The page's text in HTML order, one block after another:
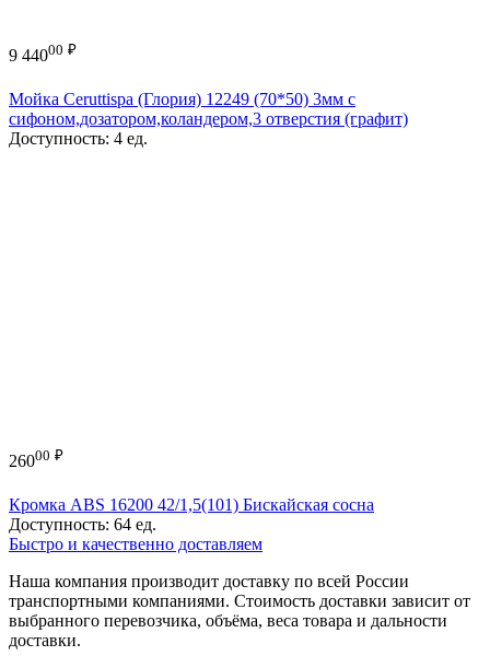
9 44000 ₽
Мойка Ceruttispa (Глория) 12249 (70*50) 3мм с
сифоном,дозатором,коландером,3 отверстия (графит)
Доступность: 4 ед.
26000 ₽
Кромка ABS 16200 42/1,5(101) Бискайская сосна
Доступность: 64 ед.
Быстро и качественно доставляем
Наша компания производит доставку по всей России
транспортными компаниями. Стоимость доставки зависит от
выбранного перевозчика, объёма, веса товара и дальности
доставки.